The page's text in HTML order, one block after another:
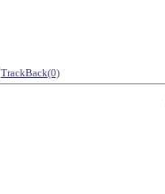
TrackBack(0)